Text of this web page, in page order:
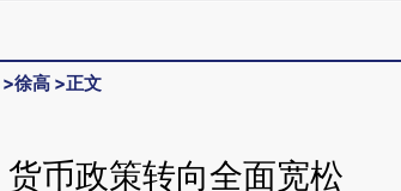
>徐高 >正文
货币政策转向全面宽松